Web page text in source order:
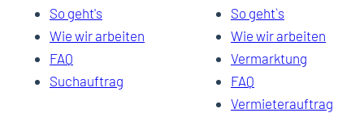
So geht's
Wie wir arbeiten
FAQ
Suchauftrag
So geht`s
Wie wir arbeiten
Vermarktung
FAQ
Vermieterauftrag